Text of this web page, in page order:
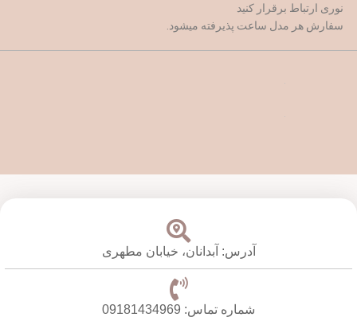
نوری ارتباط برقرار کنید
سفارش هر مدل ساعت پذیرفته میشود.
آدرس: آبدانان، خیابان مطهری
شماره تماس: 09181434969